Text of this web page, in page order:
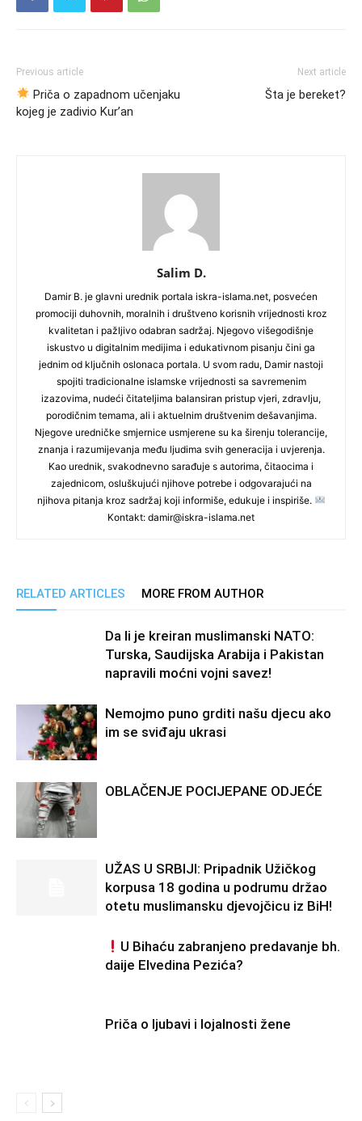
Previous article
Priča o zapadnom učenjaku
kojeg je zadivio Kur’an
Next article
Šta je bereket?
Salim D.
Damir B. je glavni urednik portala iskra-islama.net, posvećen
promociji duhovnih, moralnih i društveno korisnih vrijednosti kroz
kvalitetan i pažljivo odabran sadržaj. Njegovo višegodišnje
iskustvo u digitalnim medijima i edukativnom pisanju čini ga
jednim od ključnih oslonaca portala. U svom radu, Damir nastoji
spojiti tradicionalne islamske vrijednosti sa savremenim
izazovima, nudeći čitateljima balansiran pristup vjeri, zdravlju,
porodičnim temama, ali i aktuelnim društvenim dešavanjima.
Njegove uredničke smjernice usmjerene su ka širenju tolerancije,
znanja i razumijevanja među ljudima svih generacija i uvjerenja.
Kao urednik, svakodnevno sarađuje s autorima, čitaocima i
zajednicom, osluškujući njihove potrebe i odgovarajući na
njihova pitanja kroz sadržaj koji informiše, edukuje i inspiriše.
Kontakt: damir@iskra-islama.net
RELATED ARTICLES MORE FROM AUTHOR
Da li je kreiran muslimanski NATO:
Turska, Saudijska Arabija i Pakistan
napravili moćni vojni savez!
Nemojmo puno grditi našu djecu ako
im se sviđaju ukrasi
OBLAČENJE POCIJEPANE ODJEĆE
UŽAS U SRBIJI: Pripadnik Užičkog
korpusa 18 godina u podrumu držao
otetu muslimansku djevojčicu iz BiH!
U Bihaću zabranjeno predavanje bh.
daije Elvedina Pezića?
Priča o ljubavi i lojalnosti žene